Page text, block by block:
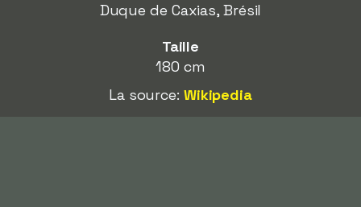
Duque de Caxias, Brésil
Taille
180 cm
La source: Wikipedia